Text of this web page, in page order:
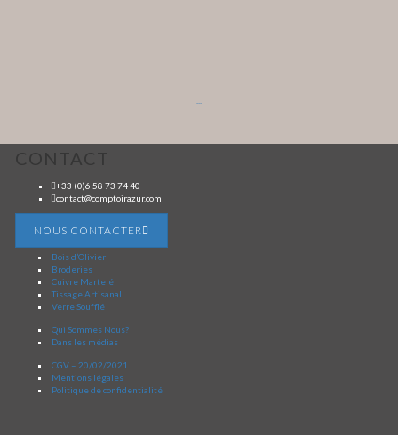
CONTACT
+33 (0)6 58 73 74 40
contact@comptoirazur.com
NOUS CONTACTER
Bois d’Olivier
Broderies
Cuivre Martelé
Tissage Artisanal
Verre Soufflé
Qui Sommes Nous?
Dans les médias
CGV – 20/02/2021
Mentions légales
Politique de confidentialité